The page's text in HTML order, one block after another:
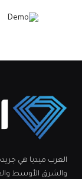
العرب ميديا هي